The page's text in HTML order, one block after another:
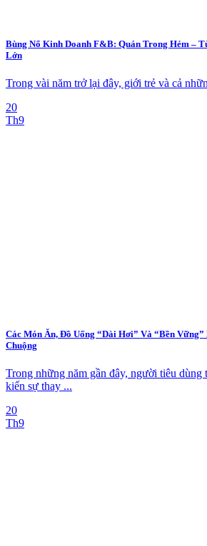
Bùng Nổ Kinh Doanh F&B: Quán Trong Hẻm –
Lớn
Trong vài năm trở lại đây, giới trẻ và cả
20
Th9
Các Món Ăn, Đồ Uống “Dài Hơi” Và “Bền
Chuộng
Trong những năm gần đây, người tiêu dùng
kiến sự thay ...
20
Th9